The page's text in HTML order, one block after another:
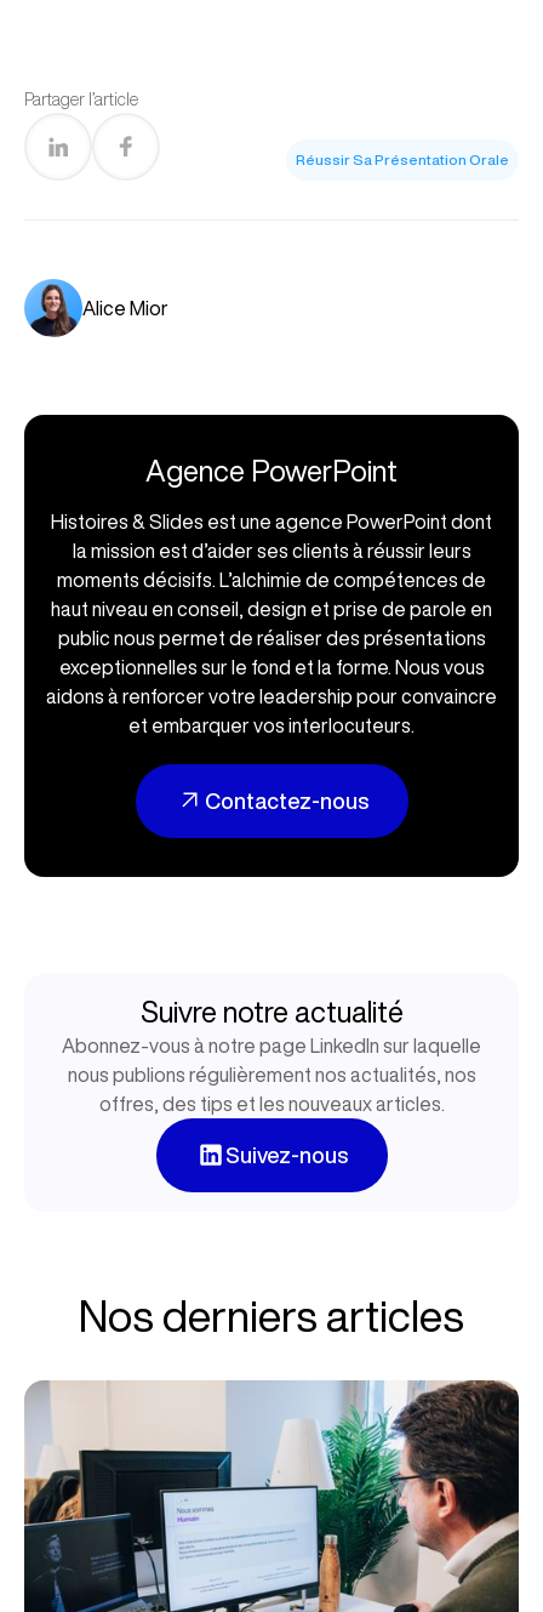
Partager l’article
Réussir Sa Présentation Orale
Alice Mior
Agence PowerPoint
Histoires & Slides est une agence PowerPoint dont
la mission est d’aider ses clients à réussir leurs
moments décisifs. L’alchimie de compétences de
haut niveau en conseil, design et prise de parole en
public nous permet de réaliser des présentations
exceptionnelles sur le fond et la forme. Nous vous
aidons à renforcer votre leadership pour convaincre
et embarquer vos interlocuteurs.
Contactez-nous
Suivre notre actualité
Abonnez-vous à notre page LinkedIn sur laquelle
nous publions régulièrement nos actualités, nos
offres, des tips et les nouveaux articles.
Suivez-nous
Nos derniers articles